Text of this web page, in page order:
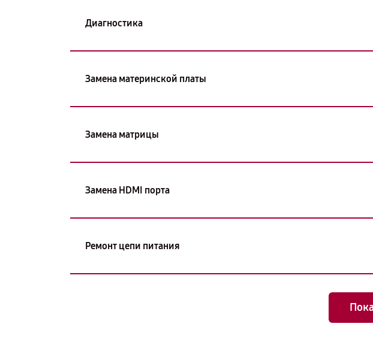
Диагностика
Замена материнской платы
Замена матрицы
Замена HDMI порта
Ремонт цепи питания